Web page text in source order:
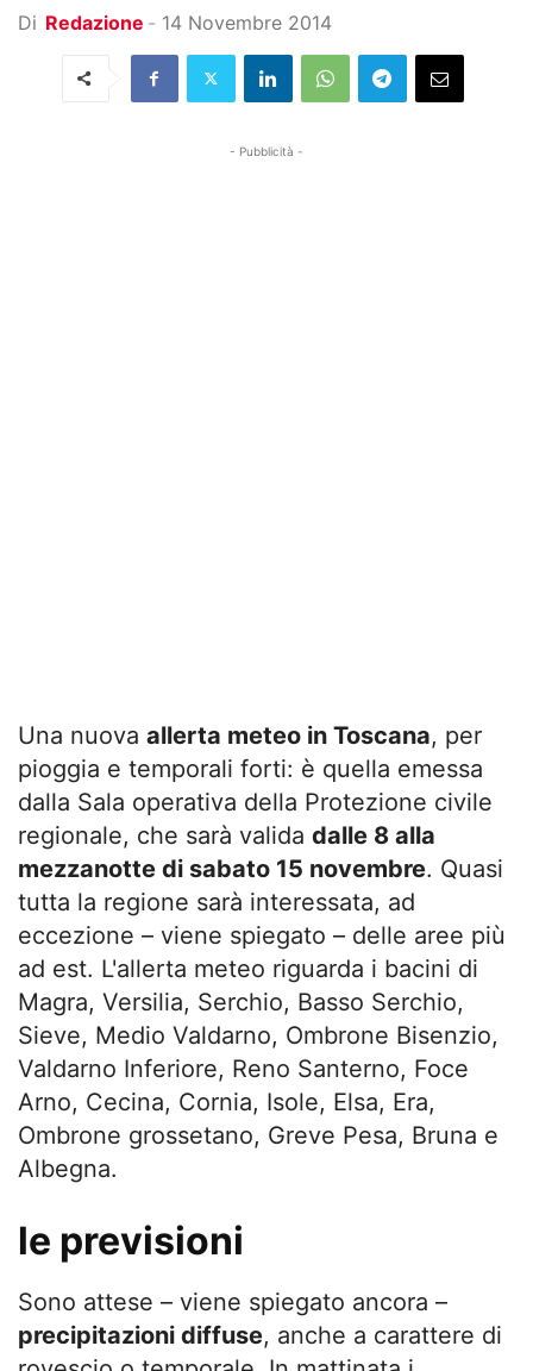
Di Redazione - 14 Novembre 2014
- Pubblicità -
Una nuova allerta meteo in Toscana, per
pioggia e temporali forti: è quella emessa
dalla Sala operativa della Protezione civile
regionale, che sarà valida dalle 8 alla
mezzanotte di sabato 15 novembre. Quasi
tutta la regione sarà interessata, ad
eccezione – viene spiegato – delle aree più
ad est. L'allerta meteo riguarda i bacini di
Magra, Versilia, Serchio, Basso Serchio,
Sieve, Medio Valdarno, Ombrone Bisenzio,
Valdarno Inferiore, Reno Santerno, Foce
Arno, Cecina, Cornia, Isole, Elsa, Era,
Ombrone grossetano, Greve Pesa, Bruna e
Albegna.
le previsioni
Sono attese – viene spiegato ancora –
precipitazioni diffuse, anche a carattere di